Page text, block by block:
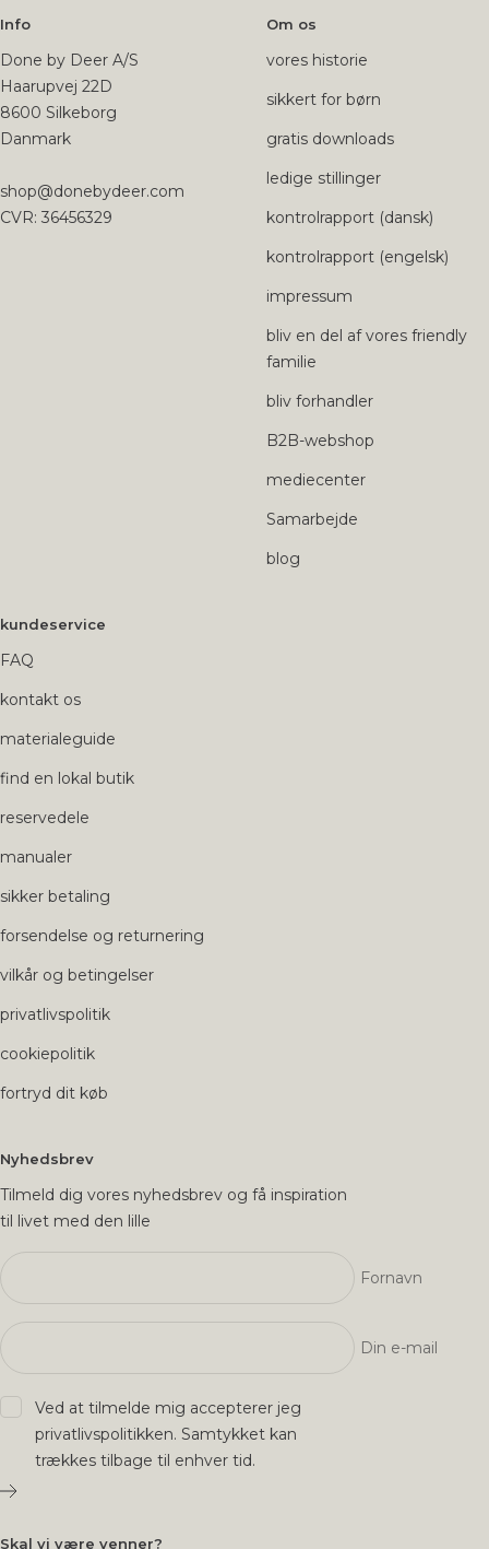
Info
Done by Deer A/S
Haarupvej 22D
8600 Silkeborg
Danmark
shop@donebydeer.com
CVR: 36456329
Om os
vores historie
sikkert for børn
gratis downloads
ledige stillinger
kontrolrapport (dansk)
kontrolrapport (engelsk)
impressum
bliv en del af vores friendly
familie
bliv forhandler
B2B-webshop
mediecenter
Samarbejde
blog
kundeservice
FAQ
kontakt os
materialeguide
find en lokal butik
reservedele
manualer
sikker betaling
forsendelse og returnering
vilkår og betingelser
privatlivspolitik
cookiepolitik
fortryd dit køb
Nyhedsbrev
Tilmeld dig vores nyhedsbrev og få inspiration
til livet med den lille
Fornavn
Din e-mail
Ved at tilmelde mig accepterer jeg
privatlivspolitikken. Samtykket kan
trækkes tilbage til enhver tid.
Skal vi være venner?